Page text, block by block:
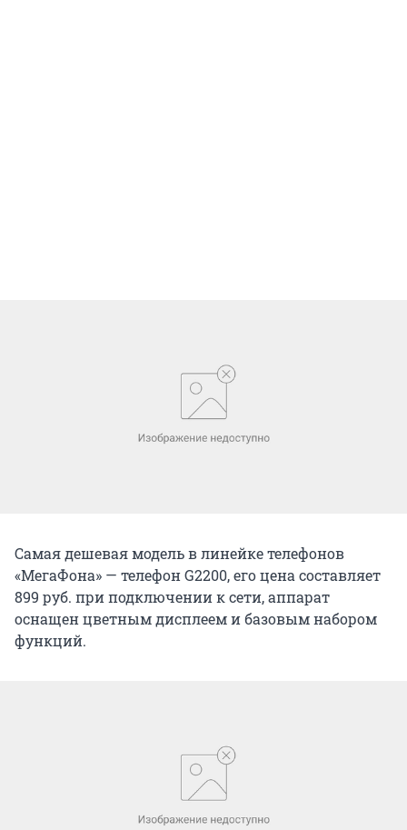
Самая дешевая модель в линейке телефонов
«МегаФона» — телефон G2200, его цена составляет
899 руб. при подключении к сети, аппарат
оснащен цветным дисплеем и базовым набором
функций.